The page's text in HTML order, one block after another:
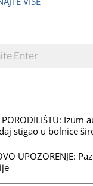
PORODILIŠTU:
stigao u bolnice
UPOZORENJE: